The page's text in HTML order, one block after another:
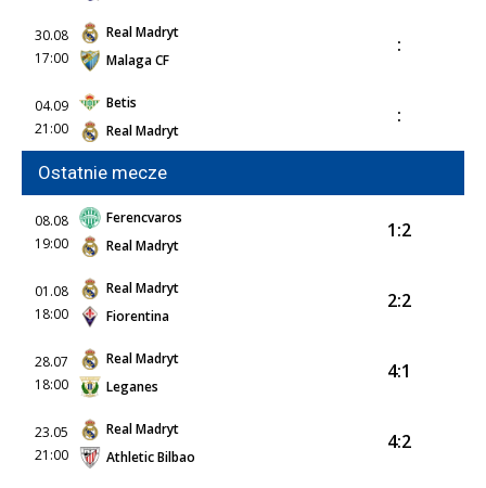
30.08
17:00
Real Madryt
Malaga CF
:
04.09
21:00
Betis
Real Madryt
:
Ostatnie mecze
08.08
19:00
Ferencvaros
Real Madryt
1:2
01.08
18:00
Real Madryt
Fiorentina
2:2
28.07
18:00
Real Madryt
Leganes
4:1
23.05
21:00
Real Madryt
Athletic Bilbao
4:2